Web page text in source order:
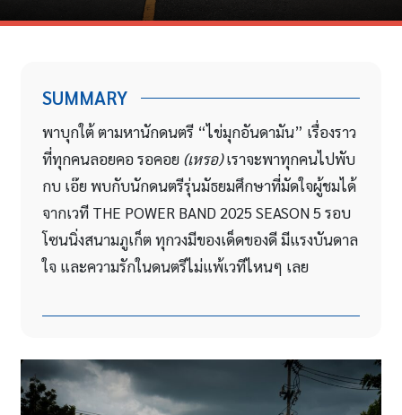
SUMMARY
พาบุกใต้ ตามหานักดนตรี “ไข่มุกอันดามัน” เรื่องราว
ที่ทุกคนลอยคอ รอคอย (เหรอ)เราจะพาทุกคนไปพับ
กบ เอ๊ย พบกับนักดนตรีรุ่นมัธยมศึกษาที่มัดใจผู้ชมได้
จากเวที THE POWER BAND 2025 SEASON 5 รอบ
โซนนิ่งสนามภูเก็ต ทุกวงมีของเด็ดของดี มีแรงบันดาล
ใจ และความรักในดนตรีไม่แพ้เวทีไหนๆ เลย